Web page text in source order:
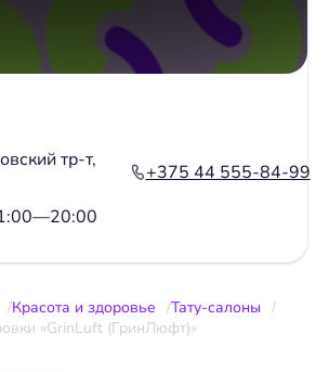
тр-т,
+375 44 555-84-99
Красота и здоровье
Тату-салоны
«GrinLuft (ГринЛюфт)»